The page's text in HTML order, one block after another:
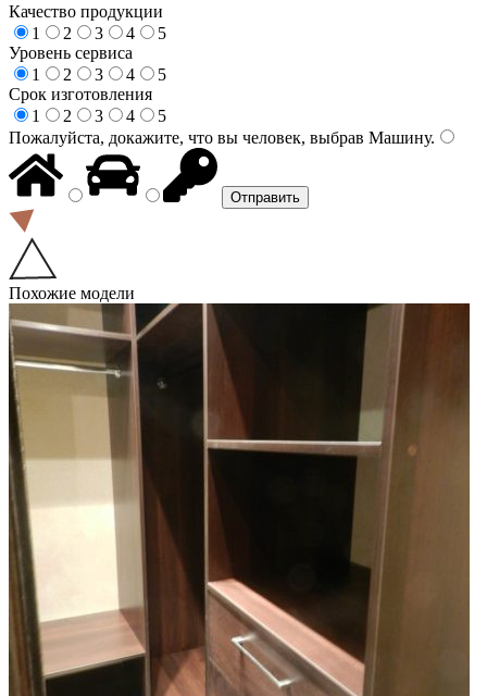
Качество продукции
1
2 3 4
5
Уровень сервиса
1
2 3 4
5
Срок изготовления
1
2 3 4
5
Пожалуйста, докажите, что вы человек, выбрав Машину.
Похожие модели